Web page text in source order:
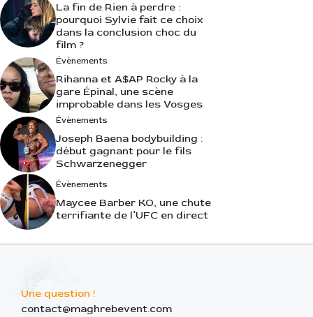
La fin de Rien à perdre :
pourquoi Sylvie fait ce choix
dans la conclusion choc du
film ?
Évènements
Rihanna et A$AP Rocky à la
gare Épinal, une scène
improbable dans les Vosges
Évènements
Joseph Baena bodybuilding :
début gagnant pour le fils
Schwarzenegger
Évènements
Maycee Barber KO, une chute
terrifiante de l’UFC en direct
Une question !
contact@maghrebevent.com